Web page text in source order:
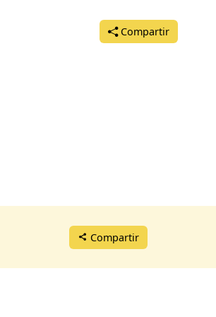
martes, 30 de junio del 2026 a las 14:00
Compartir
Compartir